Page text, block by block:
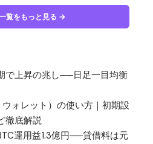
覧をもっと見る →
で上昇の兆し──日足一目均衡
ォレット）の使い方｜初期設
徹底解説
運用益1.3億円──貸借料は元